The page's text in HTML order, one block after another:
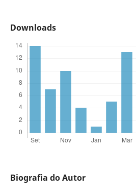
Downloads
Biografia do Autor